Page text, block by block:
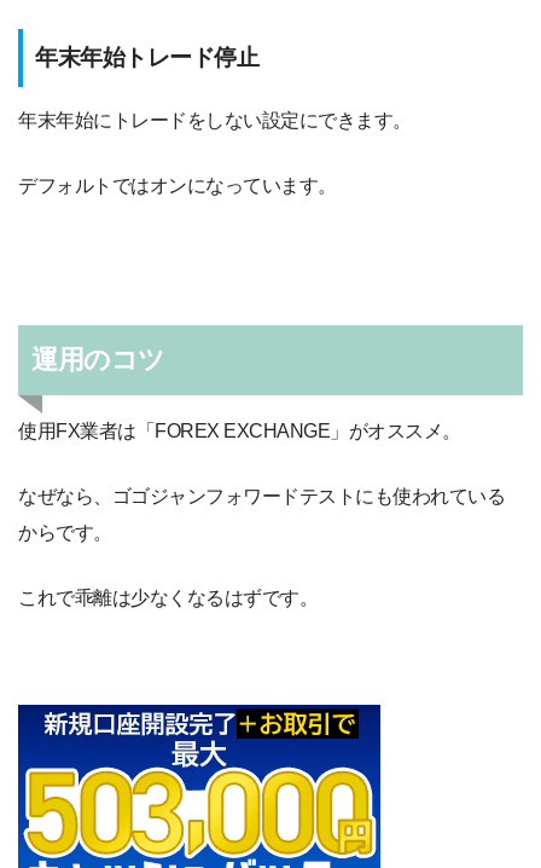
年末年始トレード停止
年末年始にトレードをしない設定にできます。
デフォルトではオンになっています。
運用のコツ
使用FX業者は「FOREX EXCHANGE」がオススメ。
なぜなら、ゴゴジャンフォワードテストにも使われている
からです。
これで乖離は少なくなるはずです。